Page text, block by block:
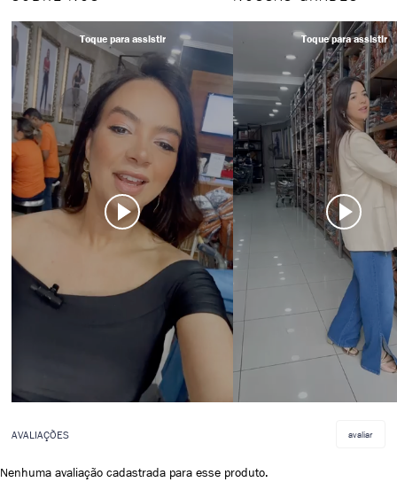
avaliar
Nenhuma avaliação cadastrada para esse produto.